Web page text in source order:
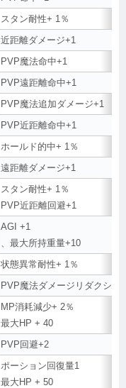
スタン耐性+ 1％
近距離ダメージ+1
PVP魔法命中+1
PVP遠距離命中+1
PVP魔法追加ダメージ+1
PVP近距離命中+1
ホールド的中+ 1％
遠距離ダメージ+1
スタン耐性+ 1％
PVP近距離回避+1
AGI +1
、最大所持重量+10
状態異常耐性+ 1％
PVP魔法ダメージリダクショ
MP消耗減少+ 2％
最大HP + 40
PVP回避+2
ポーション回復量1
最大HP + 50